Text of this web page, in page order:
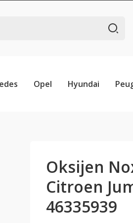
Opel Hyundai
Oksijen
Citroen
46335939